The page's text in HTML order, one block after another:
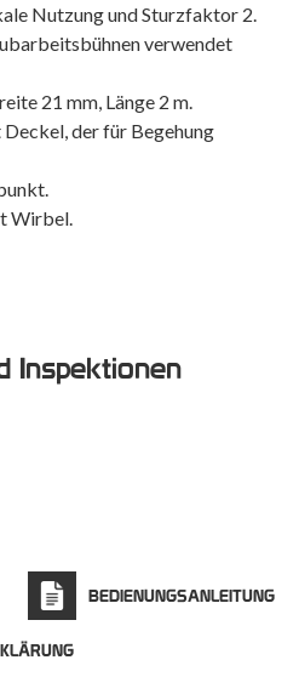
Nutzung und Sturzfaktor 2.
verwendet
21 mm, Länge 2 m.
der für Begehung
Wirbel.
Inspektionen
BEDIENUNGSANLEITUNG